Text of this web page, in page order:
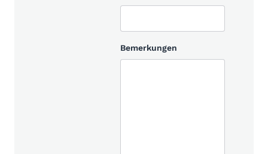
Bemerkungen